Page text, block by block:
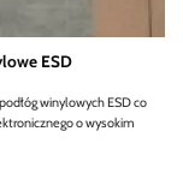
ESD
winylowych ESD co
o wysokim